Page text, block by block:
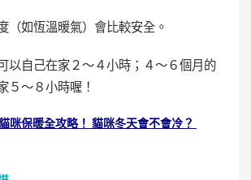
（如恆溫暖氣）會比較安全。
以自己在家２～４小時；４～６個月的
５～８小時喔！
咪保暖全攻略！ 貓咪冬天會不會冷？